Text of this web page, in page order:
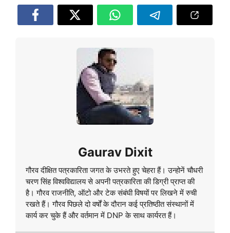
Gaurav Dixit
गौरव दीक्षित पत्रकारिता जगत के उभरते हुए चेहरा हैं। उन्होनें चौधरी
चरण सिंह विश्वविद्यालय से अपनी पत्रकारिता की डिग्री प्राप्त की
है। गौरव राजनीति, ऑटो और टेक संबंघी विषयों पर लिखने में रुची
रखते हैं। गौरव पिछले दो वर्षों के दौरान कई प्रतिष्ठीत संस्थानों में
कार्य कर चुके हैं और वर्तमान में DNP के साथ कार्यरत हैं।